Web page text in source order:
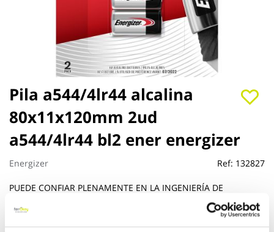
Pila a544/4lr44 alcalina
80x11x120mm 2ud
a544/4lr44 bl2 ener energizer
Energizer Ref: 132827
PUEDE CONFIAR PLENAMENTE EN LA INGENIERÍA DE
Ver más
Saltar
al
comienzo
de
la
galería
de